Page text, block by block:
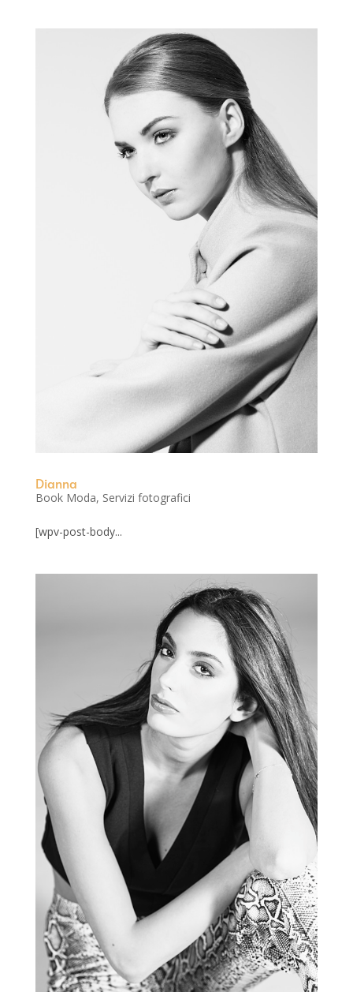
Dianna
Book Moda, Servizi fotografici
[wpv-post-body...